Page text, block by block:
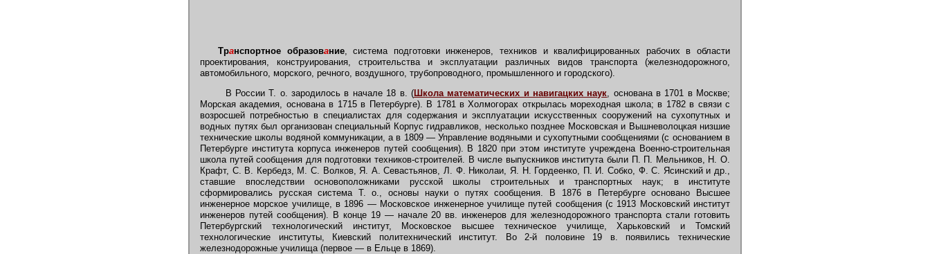
Транспортное образование,
система подготовки инженеров, техников и квалифицированных рабочих в области
проектирования, конструирования, строительства и эксплуатации различных видов транспорта (железнодорожного,
автомобильного, морского, речного, воздушного, трубопроводного, промышленного и городского).
В России Т. о. зародилось в начале 18 в. (Школа математических и навигацких наук, основана в 1701 в Москве;
Морская академия, основана в 1715 в Петербурге). В 1781 в Холмогорах открылась мореходная школа; в 1782 в связи с
возросшей потребностью в специалистах для содержания и эксплуатации искусственных сооружений на сухопутных и
водных путях был организован специальный Корпус гидравликов, несколько позднее Московская и Вышневолоцкая низшие
технические школы водяной коммуникации, а в 1809 — Управление водяными и сухопутными сообщениями (с основанием в
Петербурге института корпуса инженеров путей сообщения). В 1820 при этом институте учреждена Военно-строительная
школа путей сообщения для подготовки техников-строителей. В числе выпускников института были П. П. Мельников, Н. О.
Крафт, С. В. Кербедз, М. С. Волков, Я. А. Севастьянов, Л. Ф. Николаи, Я. Н. Гордеенко, П. И. Собко, Ф. С. Ясинский и др.,
ставшие впоследствии основоположниками русской школы строительных и транспортных наук; в институте
сформировались русская система Т. о., основы науки о путях сообщения. В 1876 в Петербурге основано Высшее
инженерное морское училище, в 1896 — Московское инженерное училище путей сообщения (с 1913 Московский институт
инженеров путей сообщения). В конце 19 — начале 20 вв. инженеров для железнодорожного транспорта стали готовить
Петербургский технологический институт, Московское высшее техническое училище, Харьковский и Томский
технологические институты, Киевский политехнический институт. Во 2-й половине 19 в. появились технические
железнодорожные училища (первое — в Ельце в 1869).